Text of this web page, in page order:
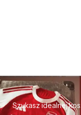
Szukasz idealnej